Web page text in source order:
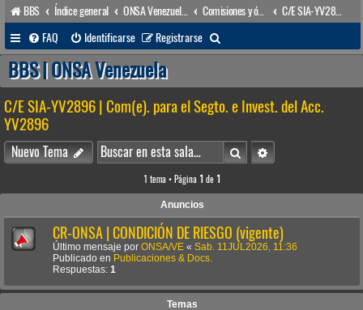
BBS Índice general ONSA Venezuela (acceso público) Comisiones y órganos Asesores internos
FAQ
Identificarse Registrarse
u
c
r
BBS | ONSA Venezuela
C/E SIA-YV2896 | Com(e). para el Segto. e Invest. del Acc.
YV2896
Nuevo Tema BuscarBúsqueda avanzada
1 tema • Página 1 de 1
Anuncios
CR-ONSA | CONDICIÓN DE RIESGO (vigente)
Último mensaje por ONSA/VE « Sab. 11JUL2026, 11:36
Publicado en Publicaciones & Docs.
Respuestas: 1
Temas